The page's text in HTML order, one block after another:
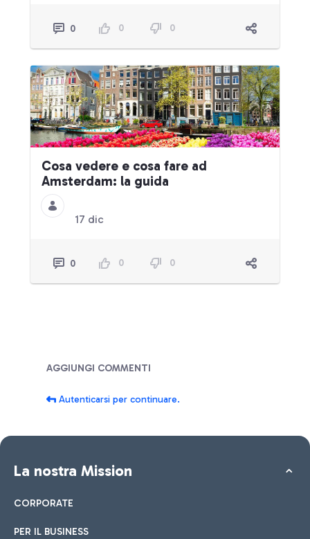
0 0 0
Cosa vedere e cosa fare ad
Amsterdam: la guida
17 dic
0 0 0
Blog
AGGIUNGI COMMENTI
Autenticarsi per continuare.
La nostra Mission
CORPORATE
PER IL BUSINESS